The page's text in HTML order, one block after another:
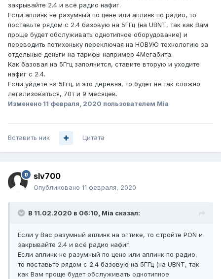
закрывайте 2.4 и всё радио нафиг.
Если аплинк не разумный по цене или аплинк по радио, то
поставьте рядом с 2.4 базовую на 5ГГц (на UBNT, так как Вам
проще будет обслуживать однотипное оборудование) и
переводить потихоньку переключая на НОВУЮ технологию за
отдельные деньги на тарифы например 4Мегабита.
Как базовая на 5Ггц заполнится, ставите вторую и уходите
нафиг с 2.4.
Если уйдете на 5Ггц, и это деревня, то будет не так сложно
легализоваться, 70т и 9 месяцев.
Изменено 11 февраля, 2020 пользователем Mia
Вставить ник Цитата
slv700
Опубликовано 11 февраля, 2020
В 11.02.2020 в 06:10, Mia сказал:
Если у Вас разумный аплинк на оптике, то стройте PON и
закрывайте 2.4 и всё радио нафиг.
Если аплинк не разумный по цене или аплинк по радио,
то поставьте рядом с 2.4 базовую на 5ГГц (на UBNT, так
как Вам проще будет обслуживать однотипное